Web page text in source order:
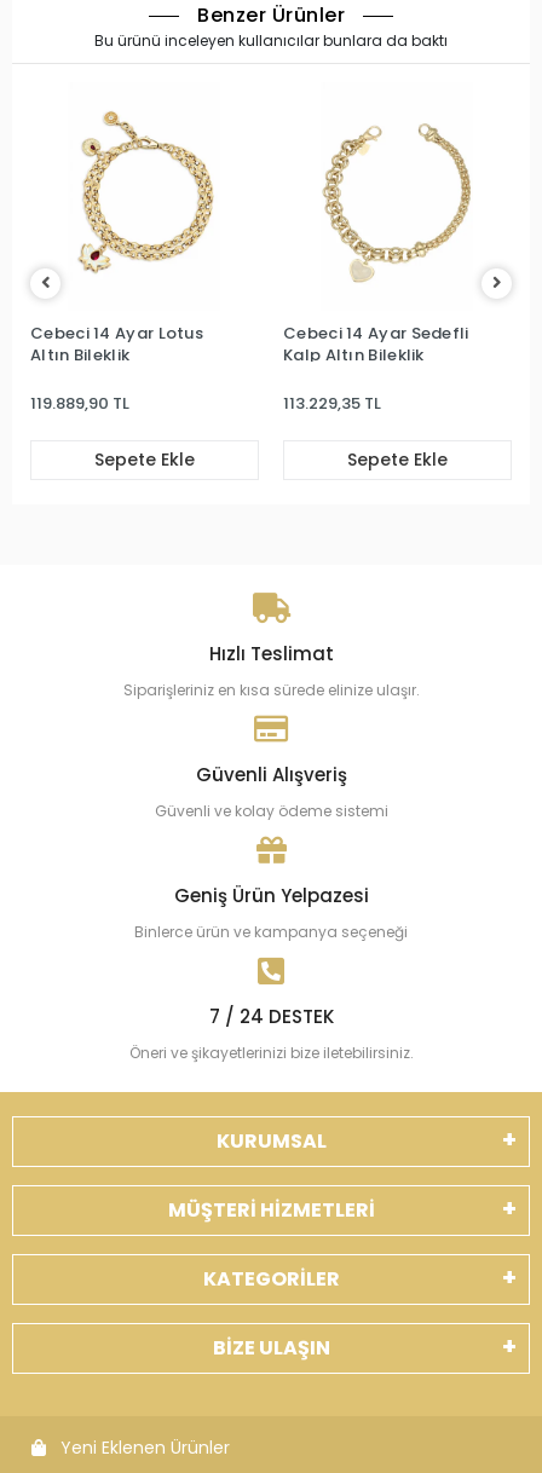
Benzer Ürünler
Bu ürünü inceleyen kullanıcılar bunlara da baktı
Cebeci 14 Ayar Lotus
Altın Bileklik
119.889,90 TL
Sepete Ekle
Cebeci 14 Ayar Sedefli
Kalp Altın Bileklik
113.229,35 TL
Sepete Ekle
Hızlı Teslimat
Siparişleriniz en kısa sürede elinize ulaşır.
Güvenli Alışveriş
Güvenli ve kolay ödeme sistemi
Geniş Ürün Yelpazesi
Binlerce ürün ve kampanya seçeneği
7 / 24 DESTEK
Öneri ve şikayetlerinizi bize iletebilirsiniz.
KURUMSAL
MÜŞTERİ HİZMETLERİ
KATEGORİLER
BİZE ULAŞIN
Yeni Eklenen Ürünler